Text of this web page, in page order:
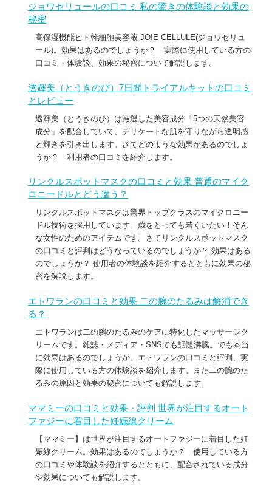
ジョワセリュールの口コミ 私の驚きの体験談と効果の
秘密
高保湿機能ヒト幹細胞美容液 JOIE CELLULE(ジョワセリュ
ール)。効果はあるのでしょうか？ 実際に使用している方の
口コミ・体験談、効果の秘密について解説します。
透輝美（とうきのび）7日間トライアルキットの口コミ
とレビュー
透輝美（とうきのび）は厳選した美容成分「5つの天然美容
成分」を配合していて、デリケートな肌を守りながら透明感
と輝きを引き出します。さてどのような効果があるのでしょ
うか？ 利用者の口コミを紹介します。
リンクルスポットマスクの口コミと効果 普通のマイク
ロニードルとどう違う？
リンクルスポットマスクは業界トップクラスのマイクロニー
ドル技術を採用しています。歳をとっても若くいたい！そん
な女性のためのアイテムです。さてリンクルスポットマスク
の口コミと評判はどうなっているのでしょうか？ 効果はある
のでしょうか？ 使用者の体験談を紹介するとともに効果の秘
密を解説します。
エトワランの口コミと効果 二の腕のたるみは解消でき
る？
エトワランは二の腕のたるみのケアに特化したマッサージク
リームです。雑誌・メディア・SNSでも話題沸騰。でも本当
に効果はあるのでしょうか。エトワランの口コミと評判、実
際に使用している方の体験談を紹介します。また二の腕のた
るみの原因と効果の秘密についても解説します。
ママミーの口コミと効果・評判 世界が注目するオート
ファジーに着目した妊娠線クリーム
【ママミー】は世界が注目するオートファジーに着目した妊
娠線クリーム。効果はあるのでしょうか？ 使用している方
の口コミや体験談を紹介するとともに、配合されている成分
や効果についても解説します。